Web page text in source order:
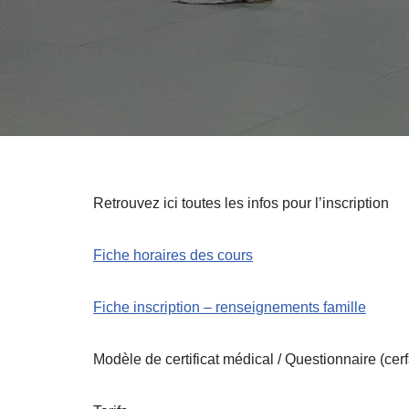
Retrouvez ici toutes les infos pour l’inscription
Fiche horaires des cours
Fiche inscription – renseignements famille
Modèle de certificat médical / Questionnaire